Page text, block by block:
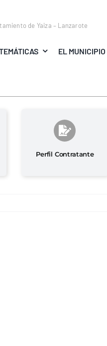
de Yaiza – Lanzarote
EL MUNICIPIO
Perfil Contratante